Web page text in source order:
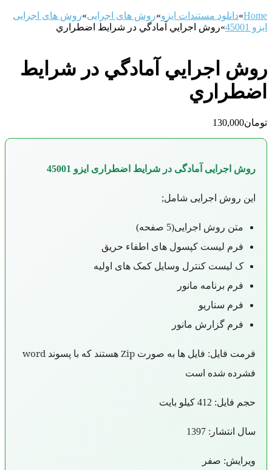
Home
»دانلود مستندات ایزو»روش های اجرایی»روش های اجرایی
ایزو 45001
»روش اجرايي آمادگي در شرايط اضطراري
روش اجرايي آمادگي در شرايط
اضطراري
تومان130,000
روش اجرایی آمادگی در شرایط اضطراری ایزو 45001
این روش اجرایی شامل;
متن روش اجرایی(5 صفحه)
فرم لیست کپسول های اطفاء حریق
ک لیست کنترل وسایل کمک های اولیه
فرم برنامه مانور
فرم سناریو
فرم گزارش مانور
فرمت فایل: فایل ها به صورت هستند که با پسوند Zip
فشرده شده است
حجم فایل: 412 کیلو بایت
سال انتشار: 1397
ویرایش: صفر